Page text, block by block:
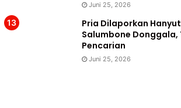
Juni 25, 2026
Pria Dilaporkan
Salumbone Donggala,
Pencarian
Juni 25, 2026